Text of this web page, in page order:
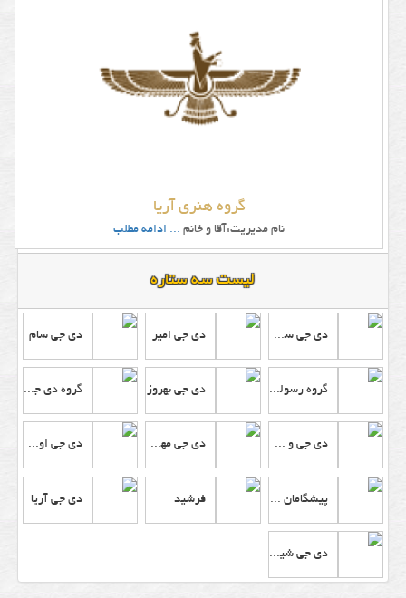
گروه هنری آریا
نام مدیریت:آقا و خانم ... ادامه مطلب
لیست سه ستاره
دی جی سعید دی جی امیر دی جی سام
گروه رسولی نژادها دی جی بهروز گروه دی جی کسری
دی جی و سیستم نور پردازی سهند دی جی مهرزاد دی جی اورانوس
پیشگامان صدا و نور فرشید دی جی آریا
دی جی شیپور